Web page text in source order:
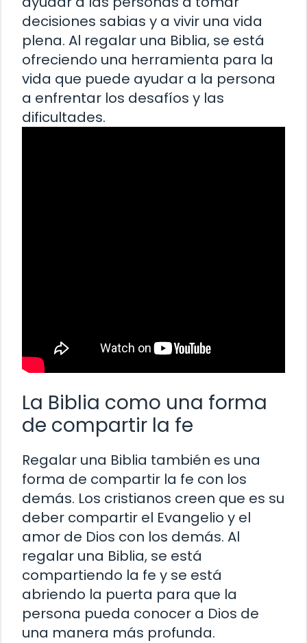
decisiones sabias y a vivir una vida
plena. Al regalar una Biblia, se está
ofreciendo una herramienta para la
vida que puede ayudar a la persona
a enfrentar los desafíos y las
dificultades.
La Biblia como una forma
de compartir la fe
Regalar una Biblia también es una
forma de compartir la fe con los
demás. Los cristianos creen que es su
deber compartir el Evangelio y el
amor de Dios con los demás. Al
regalar una Biblia, se está
compartiendo la fe y se está
abriendo la puerta para que la
persona pueda conocer a Dios de
una manera más profunda.